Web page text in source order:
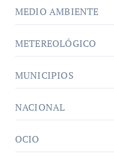
MEDIO AMBIENTE
METEREOLÓGICO
MUNICIPIOS
NACIONAL
OCIO